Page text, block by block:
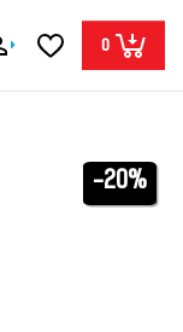
0
-20%